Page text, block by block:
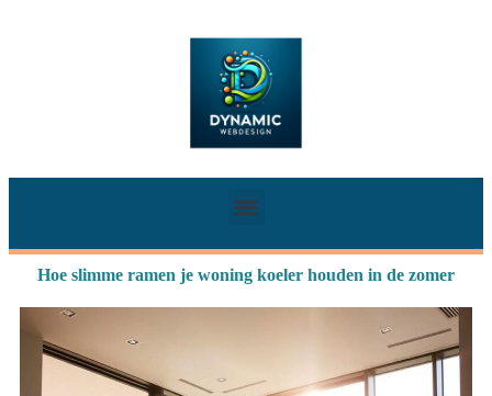
Hoe slimme ramen je woning koeler houden in de zomer